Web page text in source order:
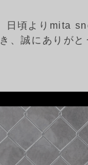
日頃よりmita
き、誠にありが